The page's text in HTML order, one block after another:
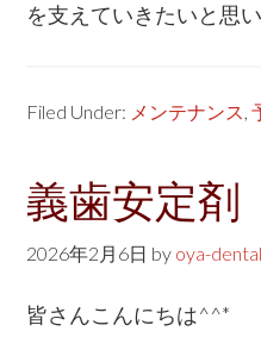
を支えていきたいと思い
Filed Under: メンテナンス,
義歯安定剤
2026年2月6日 by oya-dental
皆さんこんにちは^^*